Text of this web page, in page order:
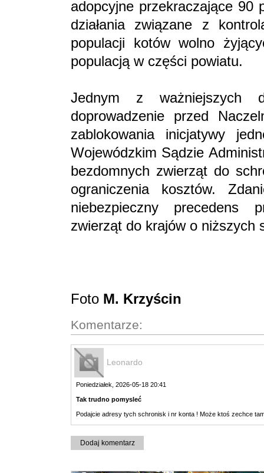
adopcyjne przekraczające 90
działania związane z
populacji kotów wolno
populacją w części powiatu.
Jednym z ważniejszych
doprowadzenie przed
zablokowania inicjatywy
Wojewódzkim Sądzie
bezdomnych zwierząt do
ograniczenia kosztów.
niebezpieczny precedens
zwierząt do krajów o niższych
Foto M. Krzyścin
Komentarze:
Leonardo
Poniedziałek, 2026-05-18 20:41
Tak trudno pomysleć
Podajcie adresy tych schronisk i nr konta ! Może ktoś zechce
Dodaj komentarz